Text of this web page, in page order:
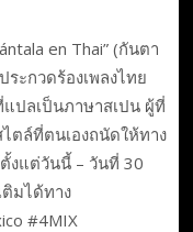
en Thai” (กันตา
ะกวดร้องเพลงไทย
ปลเป็นภาษาสเปน ผู้ที่
ตล์ที่ตนเองถนัดให้ทาง
งแต่วันนี้ – วันที่ 30
มได้ทาง
#4MIX